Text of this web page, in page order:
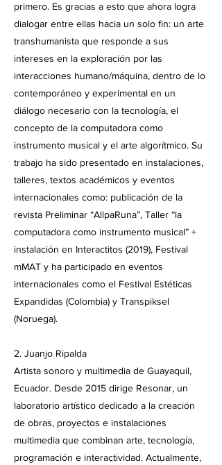
primero. Es gracias a esto que ahora logra
dialogar entre ellas hacia un solo fin: un arte
transhumanista que responde a sus
intereses en la exploración por las
interacciones humano/máquina, dentro de lo
contemporáneo y experimental en un
diálogo necesario con la tecnología, el
concepto de la computadora como
instrumento musical y el arte algorítmico. Su
trabajo ha sido presentado en instalaciones,
talleres, textos académicos y eventos
internacionales como: publicación de la
revista Preliminar “AllpaRuna”, Taller “la
computadora como instrumento musical” +
instalación en Interactitos (2019), Festival
mMAT y ha participado en eventos
internacionales como el Festival Estéticas
Expandidas (Colombia) y Transpiksel
(Noruega).
2. Juanjo Ripalda
Artista sonoro y multimedia de Guayaquil,
Ecuador. Desde 2015 dirige Resonar, un
laboratorio artístico dedicado a la creación
de obras, proyectos e instalaciones
multimedia que combinan arte, tecnología,
programación e interactividad. Actualmente,